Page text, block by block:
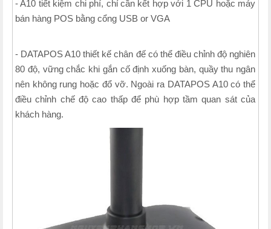
- A10 tiết kiệm chi phí, chỉ cần kết hợp với 1 CPU hoặc máy
bán hàng POS bằng cổng USB or VGA
- DATAPOS A10 thiết kế chân đế có thể điều chỉnh độ nghiên
80 độ, vững chắc khi gắn cố định xuống bàn, quầy thu ngân
nên không rung hoặc đổ vỡ. Ngoài ra DATAPOS A10 có thể
điều chỉnh chế độ cao thấp để phù hợp tầm quan sát của
khách hàng.